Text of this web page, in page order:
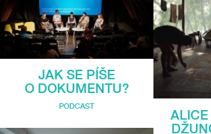
JAK SE PÍŠE
O DOKUMENTU?
PODCAST
ALICE